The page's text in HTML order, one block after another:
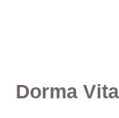
Dorma